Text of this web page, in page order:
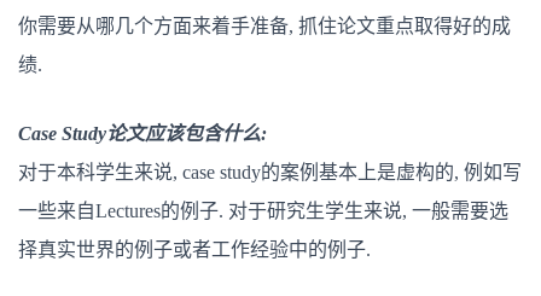
你需要从哪几个方面来着手准备, 抓住论文重点取得好的成
绩.
Case Study论文应该包含什么:
对于本科学生来说, case study的案例基本上是虚构的, 例如写
一些来自Lectures的例子. 对于研究生学生来说, 一般需要选
择真实世界的例子或者工作经验中的例子.